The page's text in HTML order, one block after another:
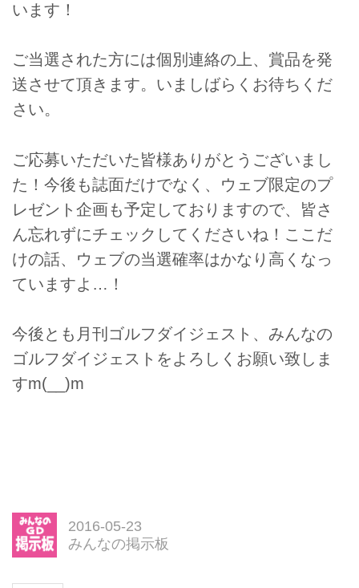
います！
ご当選された方には個別連絡の上、賞品を発
送させて頂きます。いましばらくお待ちくだ
さい。
ご応募いただいた皆様ありがとうございまし
た！今後も誌面だけでなく、ウェブ限定のプ
レゼント企画も予定しておりますので、皆さ
ん忘れずにチェックしてくださいね！ここだ
けの話、ウェブの当選確率はかなり高くなっ
ていますよ…！
今後とも月刊ゴルフダイジェスト、みんなの
ゴルフダイジェストをよろしくお願い致しま
すm(__)m
2016-05-23
みんなの掲示板